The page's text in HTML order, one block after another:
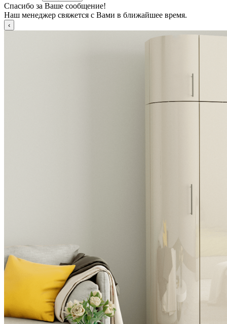
Спасибо за Ваше сообщение!
Наш менеджер свяжется с Вами в ближайшее время.